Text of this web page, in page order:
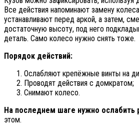
Все действия напоминают замену
устанавливают перед аркой, а затем,
достаточную высоту, под него
деталь. Само колесо нужно снять тоже.
Порядок действий:
Ослабляют крепёжные винты на
Проводят действия с домкратом;
Снимают колесо.
На последнем шаге нужно ослабить
этом.